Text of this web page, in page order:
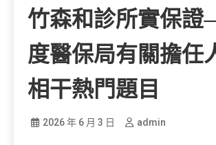
竹森和診所實保
度醫保局有關擔任
相干熱門題目
2026 年 6 月 3 日 admin